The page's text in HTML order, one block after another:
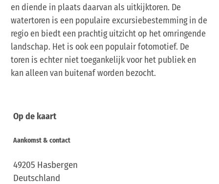
en diende in plaats daarvan als uitkijktoren. De
watertoren is een populaire excursiebestemming in de
regio en biedt een prachtig uitzicht op het omringende
landschap. Het is ook een populair fotomotief. De
toren is echter niet toegankelijk voor het publiek en
kan alleen van buitenaf worden bezocht.
Op de kaart
Aankomst & contact
49205 Hasbergen
Deutschland